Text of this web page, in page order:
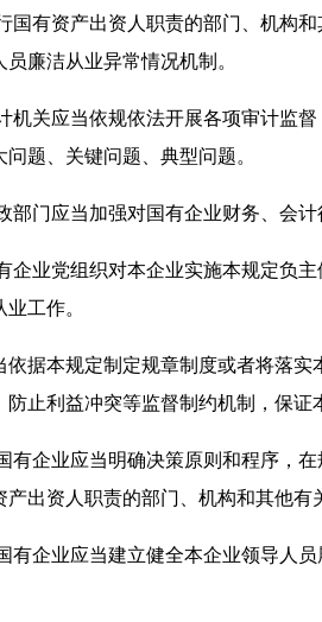
有资产出资人职责的部门、机构和
廉洁从业异常情况机制。
关应当依规依法开展各项审计监督
题、关键问题、典型问题。
门应当加强对国有企业财务、会计
业党组织对本企业实施本规定负主
工作。
本规定制定规章制度或者将落实
防止利益冲突等监督制约机制，保证
企业应当明确决策原则和程序，在
产出资人职责的部门、机构和其他有
企业应当建立健全本企业领导人员